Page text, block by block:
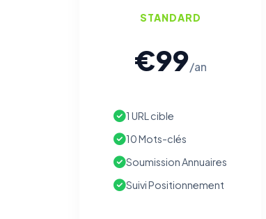
STANDARD
€99/an
1 URL cible
10 Mots-clés
Soumission Annuaires
Suivi Positionnement